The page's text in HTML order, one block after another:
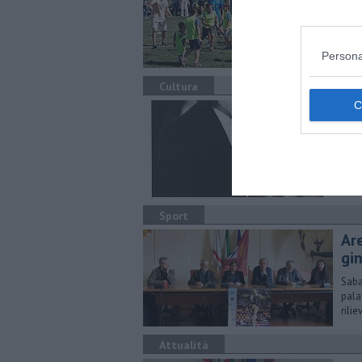
Cultura
Sport
Attualità